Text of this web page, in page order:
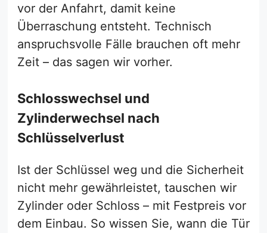
vor der Anfahrt, damit keine
Überraschung entsteht. Technisch
anspruchsvolle Fälle brauchen oft mehr
Zeit – das sagen wir vorher.
Schlosswechsel und
Zylinderwechsel nach
Schlüsselverlust
Ist der Schlüssel weg und die Sicherheit
nicht mehr gewährleistet, tauschen wir
Zylinder oder Schloss – mit Festpreis vor
dem Einbau. So wissen Sie, wann die Tür